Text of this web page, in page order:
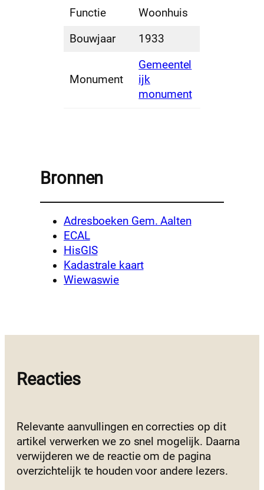
Functie
Woonhuis
Bouwjaar
1933
Monument
Gemeentel
ijk
monument
Bronnen
Adresboeken Gem. Aalten
ECAL
HisGIS
Kadastrale kaart
Wiewaswie
Reacties
Relevante aanvullingen en correcties op dit
artikel verwerken we zo snel mogelijk. Daarna
verwijderen we de reactie om de pagina
overzichtelijk te houden voor andere lezers.